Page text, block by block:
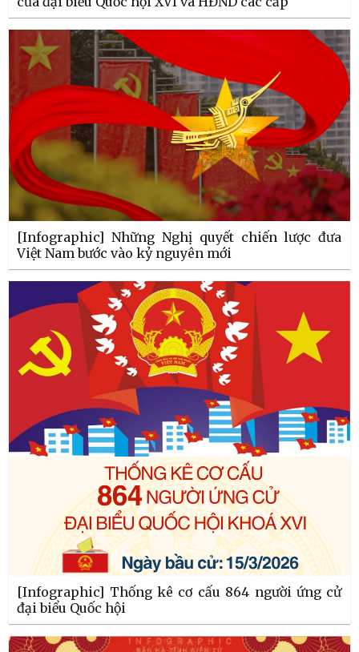
[Infographic] Những Nghị quyết chiến lược đưa
Việt Nam bước vào kỷ nguyên mới
[Infographic] Thống kê cơ cấu 864 người ứng cử
đại biểu Quốc hội